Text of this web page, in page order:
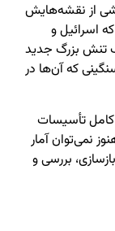
روز توانست بخشی از نقشه‌هایش
اسرائیل و
تنش بزرگ جدید
که آن‌ها در
کامل تأسیسات
نمی‌توان آمار
بررسی و